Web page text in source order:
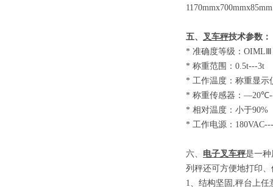
1170mmx700mmx85mm
五、 叉车秤技术参数 ：
* 准确度等级：
* 称重范围：
* 工作温度：称重显示
* 称重传感器：
* 相对温度：小于
* 工作电源：
六、 电子叉车秤是一
列秤还可方便地打印
1、结构坚固 ,秤台上任